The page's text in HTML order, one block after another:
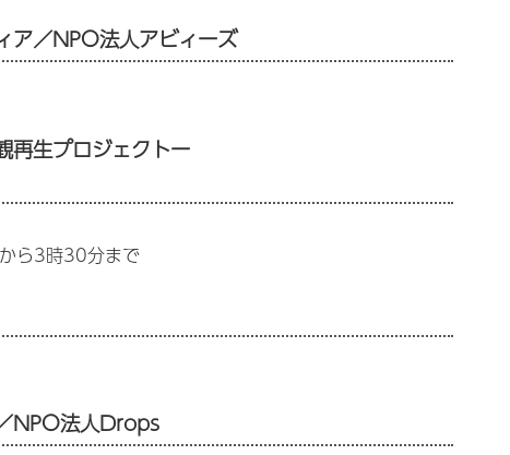
ア／NPO法人アビィーズ
再生プロジェクトー
ら3時30分まで
NPO法人Drops